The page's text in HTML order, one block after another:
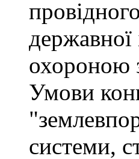
державної
охороною
Умови
системи,